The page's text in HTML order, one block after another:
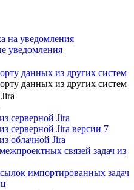
на уведомления
уведомления
данных из других систем
данных из других систем
серверной Jira
серверной Jira версии 7
облачной Jira
связей задач из
импортированных задач